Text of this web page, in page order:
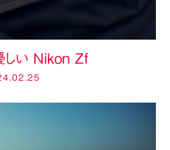
しい Nikon Zf